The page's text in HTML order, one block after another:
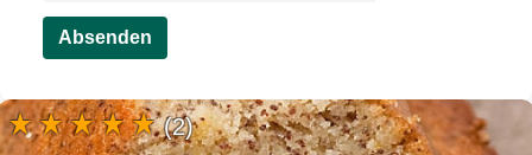
Absenden
(2)